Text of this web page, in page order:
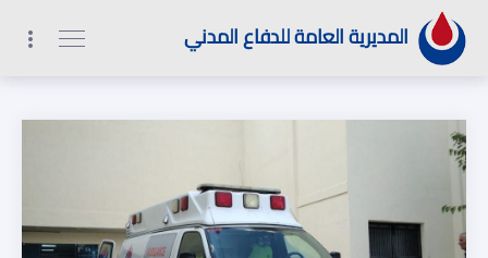
المديرية العامة للدفاع المدني
0
1